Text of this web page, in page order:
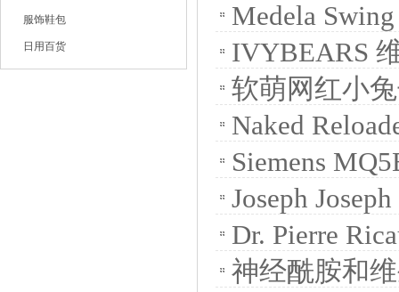
服饰鞋包
日用百货
Medela
IVYBEARS
软萌网红小
Naked
Siemens
Joseph
Dr. Pierre
神经酰胺和